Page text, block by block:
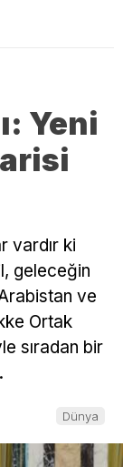
Yeni
vardır ki
geleceğin
ve
Ortak
sıradan bir
Dünya